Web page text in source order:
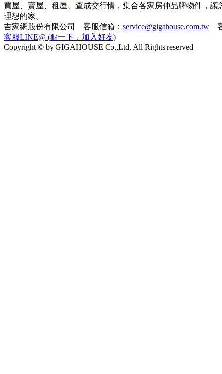
路二段
有巢氏房屋高雄美術之星加盟店 高雄市鼓山區美術東三路
66號
21世紀不動產屏東忠孝加盟店 屏東縣屏東市忠孝路161-4號
太平洋房屋鶯歌建國加盟店 新北市鶯歌區建國路229號
買屋、賣屋、租屋、查成交行情，集合各家房仲品牌物件，
理想的家。
吉家網股份有限公司 客服信箱： service@gigahouse.com.tw
客服LINE@ (點一下，加入好友)
Copyright © by GIGAHOUSE Co.,Ltd, All Rights reserved